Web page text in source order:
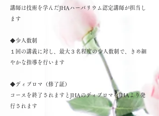
講師は技術を学んだJHAハーバリウム認定講師が担当し
ます
◆少人数制
１回の講義に対し、最大３名程度の少人数制で、きめ細
やかな指導を行います
◆ディプロマ（修了証）
コースを終了されますとJHAのディプロマをJHAより発
行されます